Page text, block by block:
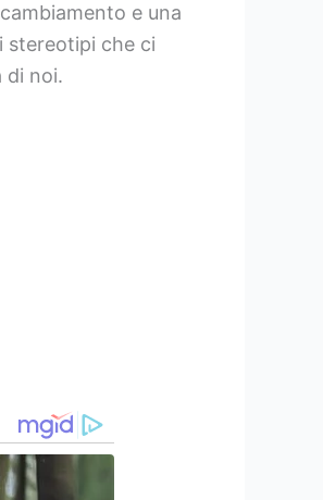
e una
stereotipi che ci
di noi.